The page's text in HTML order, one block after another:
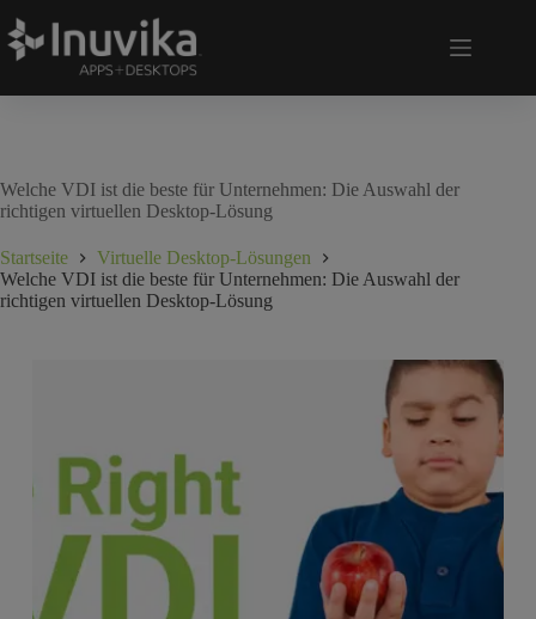
Welche VDI ist die beste für Unternehmen: Die Auswahl der
richtigen virtuellen Desktop-Lösung
Startseite
Virtuelle Desktop-Lösungen
Welche VDI ist die beste für Unternehmen: Die Auswahl der
richtigen virtuellen Desktop-Lösung